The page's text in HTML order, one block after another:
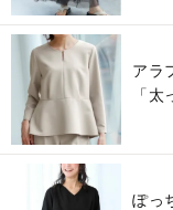
アラ
「
ぽっ